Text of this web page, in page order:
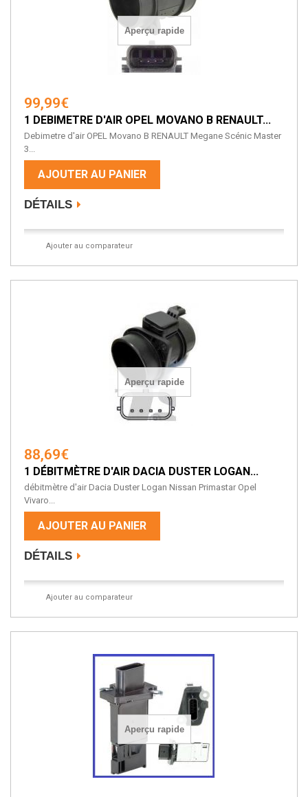
Aperçu rapide
99,99€
1 DEBIMETRE D'AIR OPEL MOVANO B RENAULT...
Debimetre d'air OPEL Movano B RENAULT Megane Scénic Master
3...
AJOUTER AU PANIER
DÉTAILS
Ajouter au comparateur
Aperçu rapide
88,69€
1 DÉBITMÈTRE D'AIR DACIA DUSTER LOGAN...
débitmètre d'air Dacia Duster Logan Nissan Primastar Opel
Vivaro...
AJOUTER AU PANIER
DÉTAILS
Ajouter au comparateur
Aperçu rapide